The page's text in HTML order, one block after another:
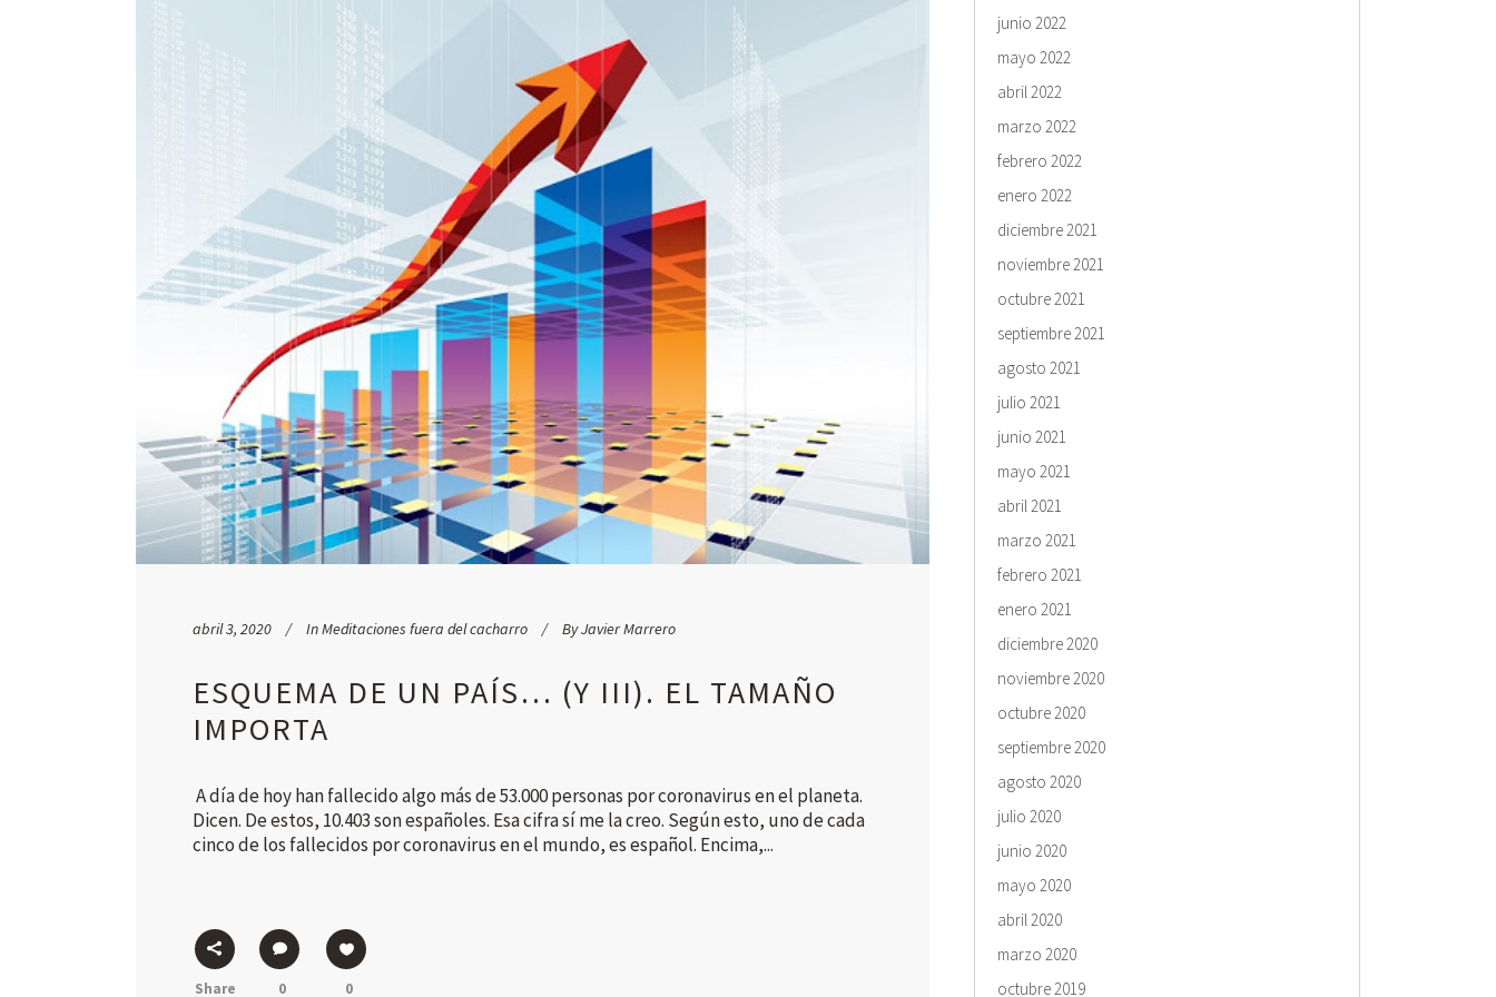
abril 3, 2020 InMeditaciones fuera del cacharro ByJavier Marrero
ESQUEMA DE UN PAÍS… (Y III). EL TAMAÑO
IMPORTA
A día de hoy han fallecido algo más de 53.000 personas por coronavirus en el planeta.
Dicen. De estos, 10.403 son españoles. Esa cifra sí me la creo. Según esto, uno de cada
cinco de los fallecidos por coronavirus en el mundo, es español. Encima,...
Share 0 0
junio 2022
mayo 2022
abril 2022
marzo 2022
febrero 2022
enero 2022
diciembre 2021
noviembre 2021
octubre 2021
septiembre 2021
agosto 2021
julio 2021
junio 2021
mayo 2021
abril 2021
marzo 2021
febrero 2021
enero 2021
diciembre 2020
noviembre 2020
octubre 2020
septiembre 2020
agosto 2020
julio 2020
junio 2020
mayo 2020
abril 2020
marzo 2020
octubre 2019